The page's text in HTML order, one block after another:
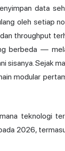
data
oleh setiap
throughput
berbeda —
sisanya. Sejak
modular
teknologi
2026,